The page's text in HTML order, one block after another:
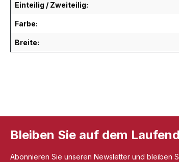
Einteilig / Zweiteilig:
Farbe:
Breite:
Bleiben Sie auf dem
Abonnieren Sie unseren Newsletter und bleiben